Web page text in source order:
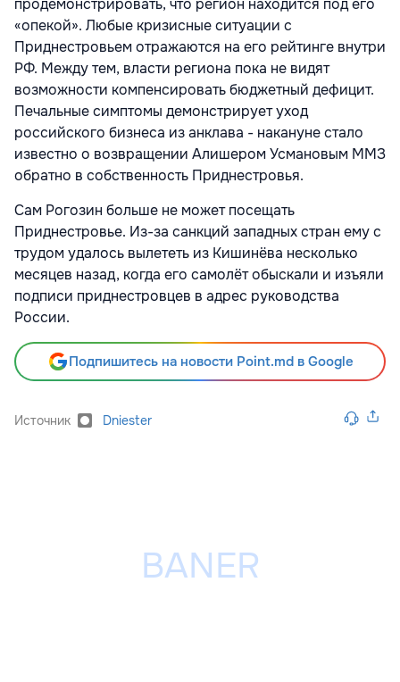
продемонстрировать, что регион находится под его
«опекой». Любые кризисные ситуации с
Приднестровьем отражаются на его рейтинге внутри
РФ. Между тем, власти региона пока не видят
возможности компенсировать бюджетный дефицит.
Печальные симптомы демонстрирует уход
российского бизнеса из анклава - накануне стало
известно о возвращении Алишером Усмановым ММЗ
обратно в собственность Приднестровья.
Сам Рогозин больше не может посещать
Приднестровье. Из-за санкций западных стран ему с
трудом удалось вылететь из Кишинёва несколько
месяцев назад, когда его самолёт обыскали и изъяли
подписи приднестровцев в адрес руководства
России.
Подпишитесь на новости Point.md в Google
Источник Dniester